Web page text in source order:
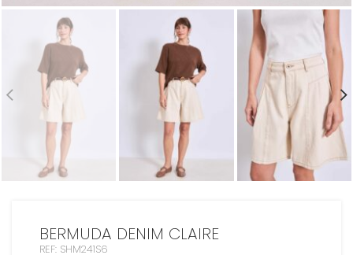
BERMUDA DENIM CLAIRE
REF: SHM241S6